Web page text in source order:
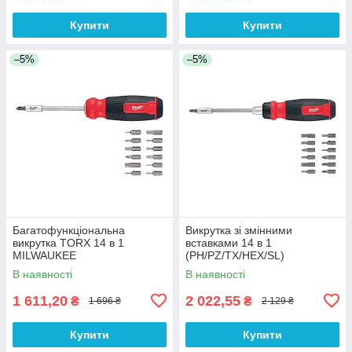
Купити Купити
–5%
Багатофункціональна
викрутка TORX 14 в 1
MILWAUKEE
В наявності
1 611,20 ₴ 1 696 ₴
Купити
–5%
Викрутка зі змінними
вставками 14 в 1
(PH/PZ/TX/HEX/SL)
MILWAUKEE
В наявності
2 022,55 ₴ 2 129 ₴
Купити